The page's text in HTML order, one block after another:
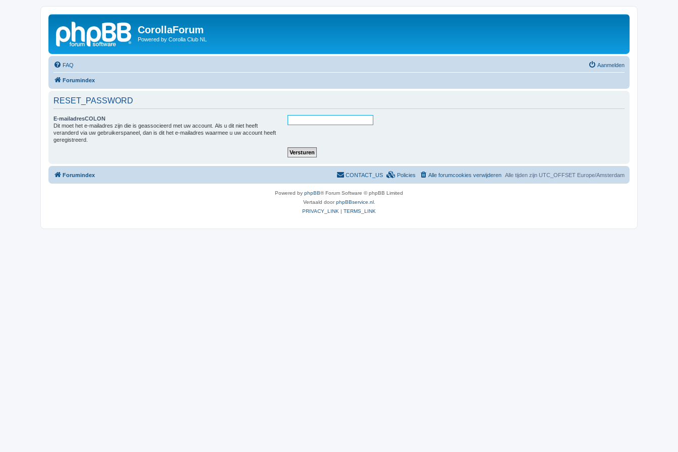
CorollaForum
Powered by Corolla Club NL
FAQ Aanmelden
Forumindex
RESET_PASSWORD
E-mailadresCOLON
Dit moet het e-mailadres zijn die is geassocieerd met uw account. Als u dit niet heeft
veranderd via uw gebruikerspaneel, dan is dit het e-mailadres waarmee u uw account heeft
geregistreerd.
Forumindex Alle tijden zijn UTC_OFFSET Europe/Amsterdam
Alle forumcookies verwijderen
Policies
CONTACT_US
Powered by phpBB® Forum Software © phpBB Limited
Vertaald doorphpBBservice.nl.
PRIVACY_LINK | TERMS_LINK